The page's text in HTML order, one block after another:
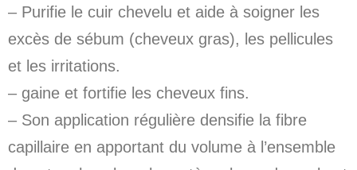
– Purifie le cuir chevelu et aide à soigner les
excès de sébum (cheveux gras), les pellicules
et les irritations.
– gaine et fortifie les cheveux fins.
– Son application régulière densifie la fibre
capillaire en apportant du volume à l’ensemble